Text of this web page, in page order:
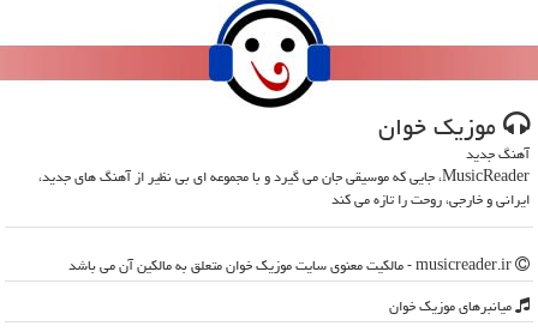
موزیك خوان
آهنگ جدید
MusicReader، جایی که موسیقی جان می گیرد و با مجموعه ای بی نظیر از آهنگ های جدید،
ایرانی و خارجی، روحت را تازه می کند
میانبرهای موزیك خوان